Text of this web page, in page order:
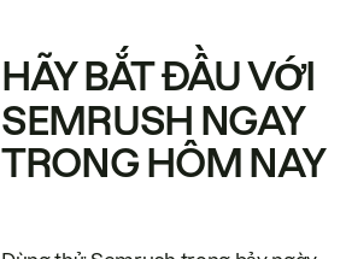
HÃY BẮT ĐẦU VỚI
SEMRUSH NGAY
TRONG HÔM NAY